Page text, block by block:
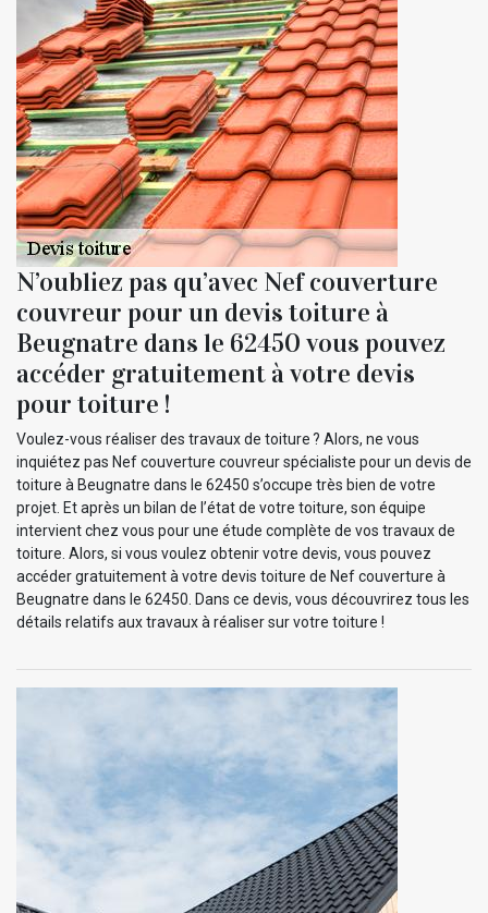
N’oubliez pas qu’avec Nef couverture
couvreur pour un devis toiture à
Beugnatre dans le 62450 vous pouvez
accéder gratuitement à votre devis
pour toiture !
Voulez-vous réaliser des travaux de toiture ? Alors, ne vous
inquiétez pas Nef couverture couvreur spécialiste pour un devis de
toiture à Beugnatre dans le 62450 s’occupe très bien de votre
projet. Et après un bilan de l’état de votre toiture, son équipe
intervient chez vous pour une étude complète de vos travaux de
toiture. Alors, si vous voulez obtenir votre devis, vous pouvez
accéder gratuitement à votre devis toiture de Nef couverture à
Beugnatre dans le 62450. Dans ce devis, vous découvrirez tous les
détails relatifs aux travaux à réaliser sur votre toiture !